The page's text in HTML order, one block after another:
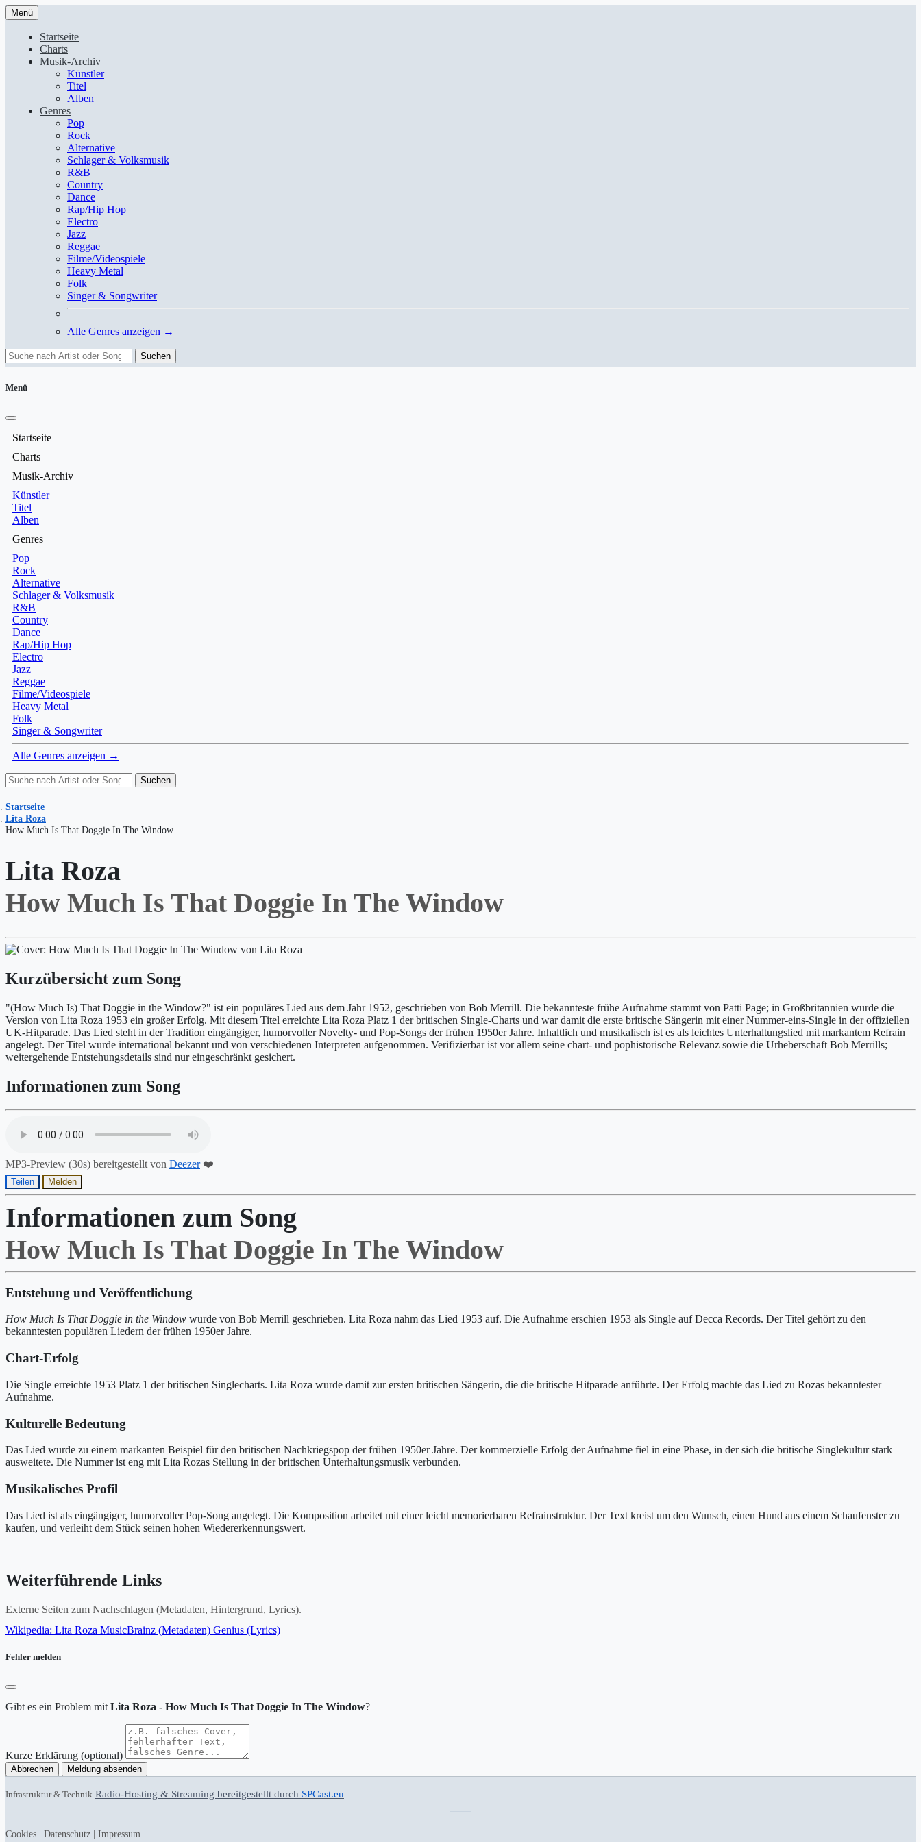
Menü
Startseite
Charts
Musik-Archiv
Künstler
Titel
Alben
Genres
Pop
Rock
Alternative
Schlager & Volksmusik
R&B
Country
Dance
Rap/Hip Hop
Electro
Jazz
Reggae
Filme/Videospiele
Heavy Metal
Folk
Singer & Songwriter
Alle Genres anzeigen →
Suchen
Menü
Startseite
Charts
Musik-Archiv
Künstler
Titel
Alben
Genres
Pop
Rock
Alternative
Schlager & Volksmusik
R&B
Country
Dance
Rap/Hip Hop
Electro
Jazz
Reggae
Filme/Videospiele
Heavy Metal
Folk
Singer & Songwriter
Alle Genres anzeigen →
Suchen
Startseite
Lita Roza
How Much Is That Doggie In The Window
Lita Roza
How Much Is That Doggie In The Window
Kurzübersicht zum Song
"(How Much Is) That Doggie in the Window?" ist ein populäres Lied aus dem Jahr 1952, geschrieben von Bob Merrill. Die bekannteste frühe Aufnahme stammt von Patti Page; in Großbritannien wurde die
Version von Lita Roza 1953 ein großer Erfolg. Mit diesem Titel erreichte Lita Roza Platz 1 der britischen Single-Charts und war damit die erste britische Sängerin mit einer Nummer-eins-Single in der offiziellen
UK-Hitparade. Das Lied steht in der Tradition eingängiger, humorvoller Novelty- und Pop-Songs der frühen 1950er Jahre. Inhaltlich und musikalisch ist es als leichtes Unterhaltungslied mit markantem Refrain
angelegt. Der Titel wurde international bekannt und von verschiedenen Interpreten aufgenommen. Verifizierbar ist vor allem seine chart- und pophistorische Relevanz sowie die Urheberschaft Bob Merrills;
weitergehende Entstehungsdetails sind nur eingeschränkt gesichert.
Informationen zum Song
MP3-Preview (30s) bereitgestellt von Deezer❤️
Teilen Melden
Informationen zum Song
How Much Is That Doggie In The Window
Entstehung und Veröffentlichung
How Much Is That Doggie in the Window wurde von Bob Merrill geschrieben. Lita Roza nahm das Lied 1953 auf. Die Aufnahme erschien 1953 als Single auf Decca Records. Der Titel gehört zu den
bekanntesten populären Liedern der frühen 1950er Jahre.
Chart-Erfolg
Die Single erreichte 1953 Platz 1 der britischen Singlecharts. Lita Roza wurde damit zur ersten britischen Sängerin, die die britische Hitparade anführte. Der Erfolg machte das Lied zu Rozas bekanntester
Aufnahme.
Kulturelle Bedeutung
Das Lied wurde zu einem markanten Beispiel für den britischen Nachkriegspop der frühen 1950er Jahre. Der kommerzielle Erfolg der Aufnahme fiel in eine Phase, in der sich die britische Singlekultur stark
ausweitete. Die Nummer ist eng mit Lita Rozas Stellung in der britischen Unterhaltungsmusik verbunden.
Musikalisches Profil
Das Lied ist als eingängiger, humorvoller Pop-Song angelegt. Die Komposition arbeitet mit einer leicht memorierbaren Refrainstruktur. Der Text kreist um den Wunsch, einen Hund aus einem Schaufenster zu
kaufen, und verleiht dem Stück seinen hohen Wiedererkennungswert.
Weiterführende Links
Externe Seiten zum Nachschlagen (Metadaten, Hintergrund, Lyrics).
Wikipedia: Lita Roza MusicBrainz (Metadaten) Genius (Lyrics)
Fehler melden
Gibt es ein Problem mit Lita Roza - How Much Is That Doggie In The Window?
Kurze Erklärung (optional)
Abbrechen Meldung absenden
Infrastruktur & Technik Radio-Hosting & Streaming bereitgestellt durch SPCast.eu
Cookies Datenschutz Impressum